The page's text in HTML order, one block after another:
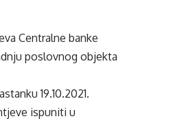
Centralne banke
poslovnog objekta
19.10.2021.
ispuniti u